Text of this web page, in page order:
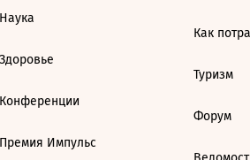
Наука
Здоровье
Конференции
Премия Импульс
Как
Туризм
Форум